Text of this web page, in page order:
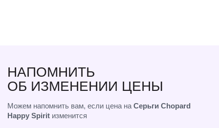
НАПОМНИТЬ
ОБ ИЗМЕНЕНИИ ЦЕНЫ
Можем напомнить вам, если цена на Серьги Chopard
Happy Spirit изменится